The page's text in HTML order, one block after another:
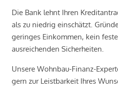
Die Bank lehnt Ihren
als zu niedrig einschätzt.
geringes Einkommen, kein
ausreichenden Sicherheiten.
Unsere Wohnbau-Finanz-
gern zur Leistbarkeit Ihres